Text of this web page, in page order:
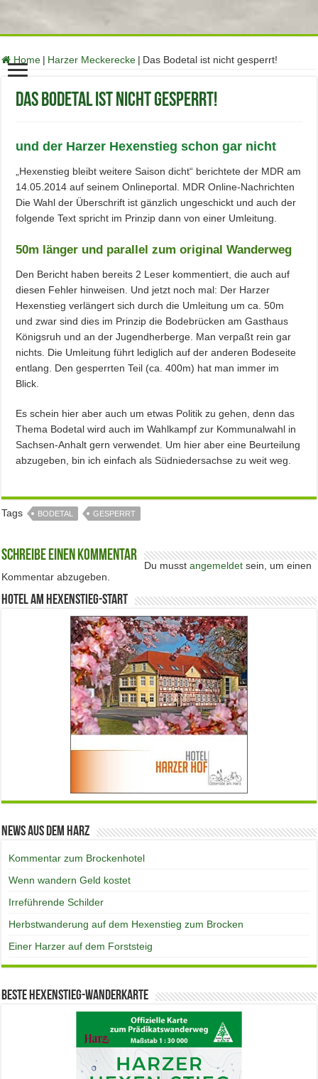
Home | Harzer Meckerecke | Das Bodetal ist nicht gesperrt!
Das Bodetal ist nicht gesperrt!
und der Harzer Hexenstieg schon gar nicht
„Hexenstieg bleibt weitere Saison dicht“ berichtete der MDR am
14.05.2014 auf seinem Onlineportal. MDR Online-Nachrichten
Die Wahl der Überschrift ist gänzlich ungeschickt und auch der
folgende Text spricht im Prinzip dann von einer Umleitung.
50m länger und parallel zum original Wanderweg
Den Bericht haben bereits 2 Leser kommentiert, die auch auf
diesen Fehler hinweisen. Und jetzt noch mal: Der Harzer
Hexenstieg verlängert sich durch die Umleitung um ca. 50m
und zwar sind dies im Prinzip die Bodebrücken am Gasthaus
Königsruh und an der Jugendherberge. Man verpaßt rein gar
nichts. Die Umleitung führt lediglich auf der anderen Bodeseite
entlang. Den gesperrten Teil (ca. 400m) hat man immer im
Blick.
Es schein hier aber auch um etwas Politik zu gehen, denn das
Thema Bodetal wird auch im Wahlkampf zur Kommunalwahl in
Sachsen-Anhalt gern verwendet. Um hier aber eine Beurteilung
abzugeben, bin ich einfach als Südniedersachse zu weit weg.
Tags BODETAL GESPERRT
Schreibe einen Kommentar
Du musstangemeldet sein, um einen
Kommentar abzugeben.
Hotel am Hexenstieg-Start
News aus dem Harz
Kommentar zum Brockenhotel
Wenn wandern Geld kostet
Irreführende Schilder
Herbstwanderung auf dem Hexenstieg zum Brocken
Einer Harzer auf dem Forststeig
Beste Hexenstieg-Wanderkarte